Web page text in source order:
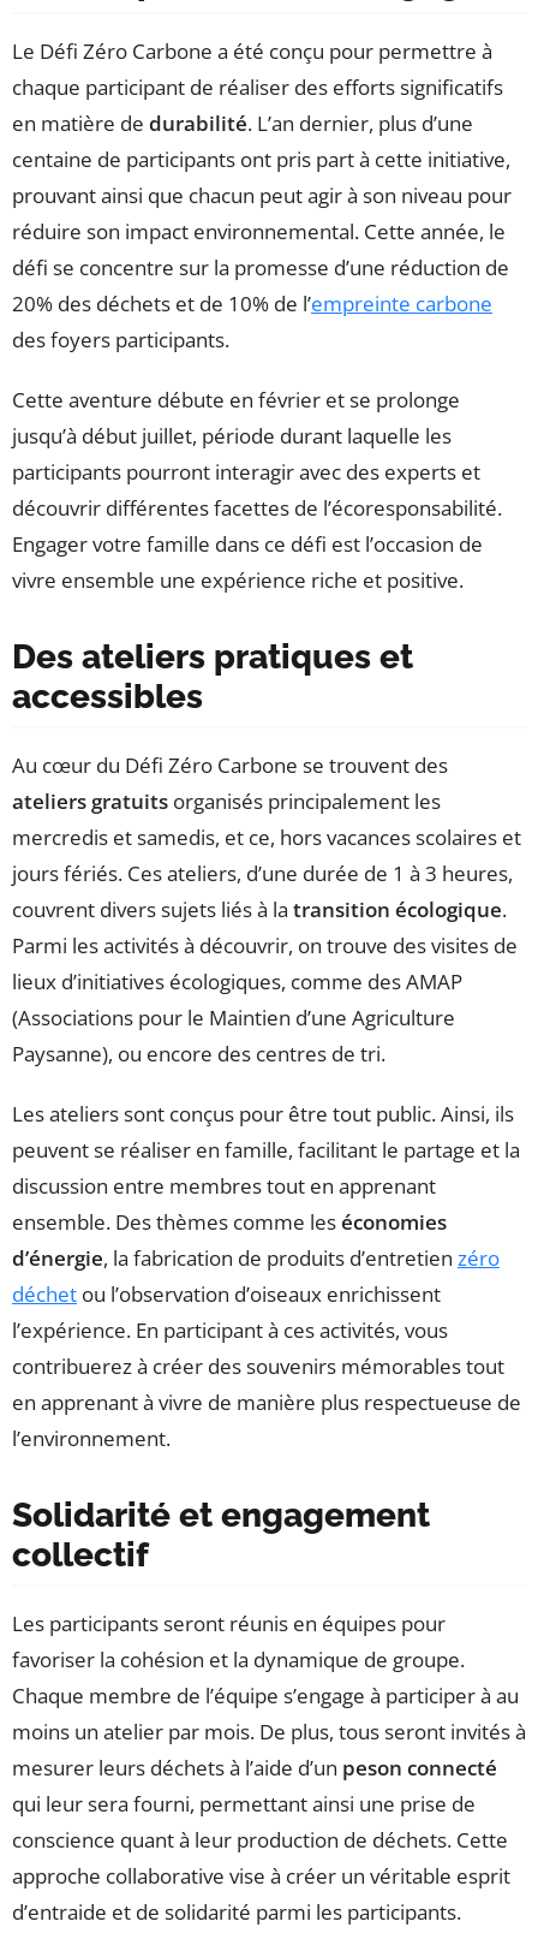
Le Défi Zéro Carbone a été conçu pour permettre à
chaque participant de réaliser des efforts significatifs
en matière de durabilité. L’an dernier, plus d’une
centaine de participants ont pris part à cette initiative,
prouvant ainsi que chacun peut agir à son niveau pour
réduire son impact environnemental. Cette année, le
défi se concentre sur la promesse d’une réduction de
20% des déchets et de 10% de l’empreinte carbone
des foyers participants.
Cette aventure débute en février et se prolonge
jusqu’à début juillet, période durant laquelle les
participants pourront interagir avec des experts et
découvrir différentes facettes de l’écoresponsabilité.
Engager votre famille dans ce défi est l’occasion de
vivre ensemble une expérience riche et positive.
Des ateliers pratiques et
accessibles
Au cœur du Défi Zéro Carbone se trouvent des
ateliers gratuits organisés principalement les
mercredis et samedis, et ce, hors vacances scolaires et
jours fériés. Ces ateliers, d’une durée de 1 à 3 heures,
couvrent divers sujets liés à la transition écologique.
Parmi les activités à découvrir, on trouve des visites de
lieux d’initiatives écologiques, comme des AMAP
(Associations pour le Maintien d’une Agriculture
Paysanne), ou encore des centres de tri.
Les ateliers sont conçus pour être tout public. Ainsi, ils
peuvent se réaliser en famille, facilitant le partage et la
discussion entre membres tout en apprenant
ensemble. Des thèmes comme leséconomies
d’énergie, la fabrication de produits d’entretien zéro
déchet ou l’observation d’oiseaux enrichissent
l’expérience. En participant à ces activités, vous
contribuerez à créer des souvenirs mémorables tout
en apprenant à vivre de manière plus respectueuse de
l’environnement.
Solidarité et engagement
collectif
Les participants seront réunis en équipes pour
favoriser la cohésion et la dynamique de groupe.
Chaque membre de l’équipe s’engage à participer à au
moins un atelier par mois. De plus, tous seront invités à
mesurer leurs déchets à l’aide d’un peson connecté
qui leur sera fourni, permettant ainsi une prise de
conscience quant à leur production de déchets. Cette
approche collaborative vise à créer un véritable esprit
d’entraide et de solidarité parmi les participants.